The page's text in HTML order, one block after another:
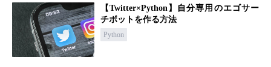
【Twitter×Python】自分専用のエゴサー
チボットを作る方法
Python